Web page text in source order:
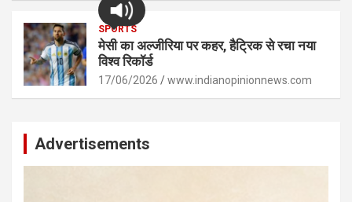
SPORTS
मेसी का अल्जीरिया पर कहर, हैट्रिक से रचा नया
विश्व रिकॉर्ड
17/06/2026 www.indianopinionnews.com
Advertisements